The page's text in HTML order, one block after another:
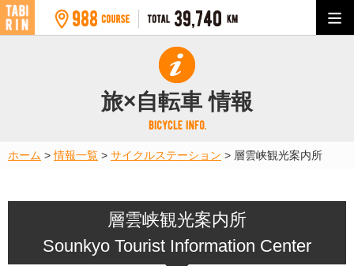
旅×自転車 情報
ホーム >情報一覧 > サイクルステーション > 層雲峡観光案内所
層雲峡観光案内所
Sounkyo Tourist Information Center